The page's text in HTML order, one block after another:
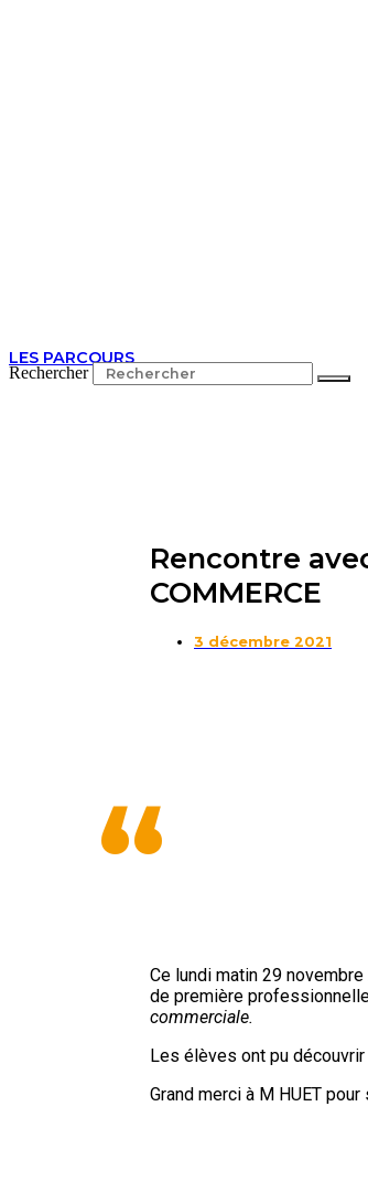
LES PARCOURS
Rechercher
Rencontre
COMMERCE
3 décembre 2021
“
Ce lundi matin 29 novembre
de première
commerciale.
Les élèves ont pu
Grand merci à M HUET